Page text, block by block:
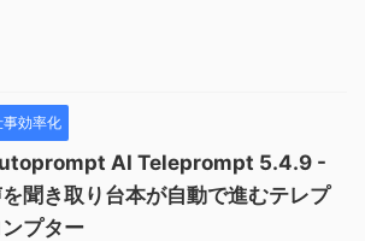
事効率化
AI Teleprompt 5.4.9 -
聞き取り台本が自動で進むテレプ
ンプター